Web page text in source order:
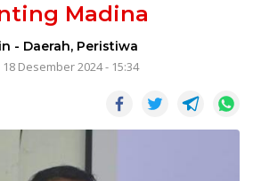
Madina
- Daerah, Peristiwa
18 Desember 2024 - 15:34